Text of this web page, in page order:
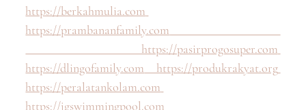
https://berkahmulia.com
https://prambananfamily.com
https://pasirprogosuper.com
https://dlingofamily.com https://produkrakyat.org
https://peralatankolam.com
https://jgswimmingpool.com